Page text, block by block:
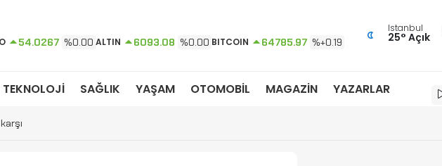
54.0267 %0.00 ALTIN 6093.08 %0.00 BITCOIN 64785.97 %+0.19
Istanbul
25° Açık
TEKNOLOJİ SAĞLIK YAŞAM OTOMOBİL MAGAZİN YAZARLAR